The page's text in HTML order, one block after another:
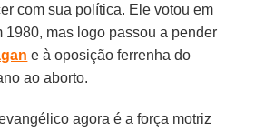
com sua política. Ele votou em
1980, mas logo passou a pender
e à oposição ferrenha do
ao aborto.
agora é a força motriz